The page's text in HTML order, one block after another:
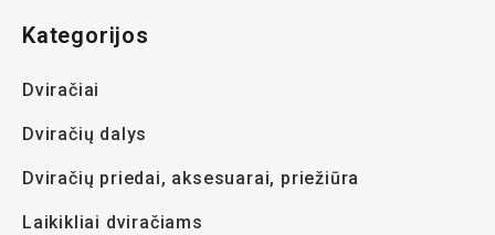
Kategorijos
Dviračiai
Dviračių dalys
Dviračių priedai, aksesuarai, priežiūra
Laikikliai dviračiams